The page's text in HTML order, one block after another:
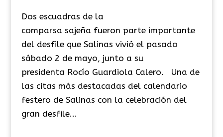
Dos escuadras de la
comparsa sajeña fueron parte importante
del desfile que Salinas vivió el pasado
sábado 2 de mayo, junto a su
presidenta Rocío Guardiola Calero. Una de
las citas más destacadas del calendario
festero de Salinas con la celebración del
gran desfile...